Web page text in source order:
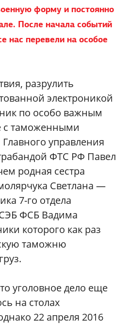
форму и постоянно
После начала событий
нас перевели на особое
разрулить
электроникой
по особо важным
с таможенными
управления
ФТС РФ Павел
родная сестра
Светлана —
7-го отдела
ФСБ Вадима
которого как раз
таможню
уголовное дело еще
на столах
22 апреля 2016